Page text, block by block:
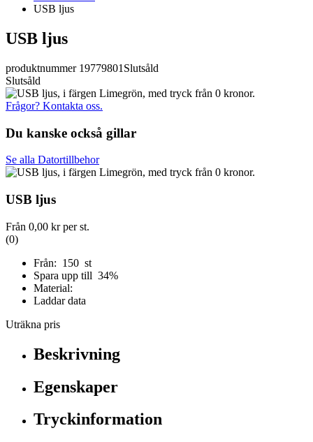
USB ljus
USB ljus
produktnummer 19779801 Slutsåld
Slutsåld
Frågor? Kontakta oss.
Du kanske också gillar
Se alla Datortillbehor
USB ljus
Från 0,00 krper st.
(0)
Från: 150 st
Spara upp till 34%
Material:
Laddar data
Uträkna pris
Beskrivning
Egenskaper
Tryckinformation